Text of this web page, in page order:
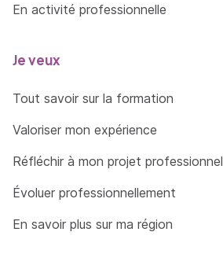
En activité professionnelle
Je veux
Tout savoir sur la formation
Valoriser mon expérience
Réfléchir à mon projet professionnel
Évoluer professionnellement
En savoir plus sur ma région